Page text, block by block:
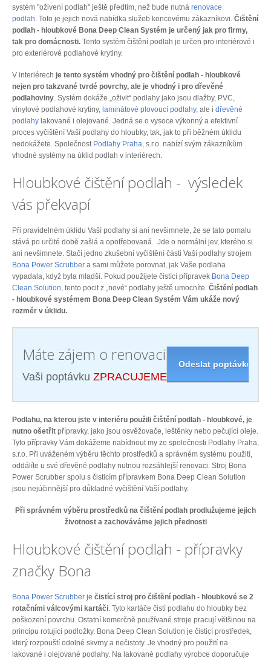
systém "oživení podlah" ještě předtím, než bude nutná renovace
podlah. Toto je jejich nová nabídka služeb koncovému zákazníkovi. Čištění
podlah - hloubkové Bona Deep Clean Systém je určený jak pro firmy,
tak pro domácnosti. Tento systém čištění podlah je určen pro interiérové i
pro exteriérové podlahové krytiny.
V interiérech je tento systém vhodný pro čištění podlah - hloubkové
nejen pro takzvané tvrdé povrchy, ale je vhodný i pro dřevěné
podlahoviny. Systém dokáže „oživit“ podlahy jako jsou dlažby, PVC,
vinylové podlahové krytiny, laminátové plovoucí podlahy, ale i dřevěné
podlahy lakované i olejované. Jedná se o vysoce výkonný a efektivní
proces vyčištění Vaší podlahy do hloubky, tak, jak to při běžném úklidu
nedokážete. Společnost Podlahy Praha, s.r.o. nabízí svým zákazníkům
vhodné systémy na úklid podlah v interiérech.
Hloubkové čištění podlah - výsledek
vás překvapí
Při pravidelném úklidu Vaší podlahy si ani nevšimnete, že se tato pomalu
stává po určité době zašlá a opotřebovaná. Jde o normální jev, kterého si
ani nevšimnete. Stačí jedno zkušební vyčištění části Vaší podlahy strojem
Bona Power Scrubber a sami můžete porovnat, jak Vaše podlaha
vypadala, když byla mladší. Pokud použijete čistící přípravek Bona Deep
Clean Solution, tento pocit z „nové“ podlahy ještě umocníte. Čištění podlah
- hloubkové systémem Bona Deep Clean Systém Vám ukáže nový
rozměr v úklidu..
Máte zájem o renovaci podlahy?
Vaši poptávku ZPRACUJEME ZDARMA
Podlahu, na kterou jste v interiéru použili čištění podlah - hloubkové, je
nutno ošetřit přípravky, jako jsou osvěžovače, leštěnky nebo pečující oleje.
Tyto přípravky Vám dokážeme nabídnout my ze společnosti Podlahy Praha,
s.r.o. Při uváženém výběru těchto prostředků a správném systému použití,
oddálíte u své dřevěné podlahy nutnou rozsáhlejší renovaci. Stroj Bona
Power Scrubber spolu s čisticím přípravkem Bona Deep Clean Solution
jsou nejúčinnější pro důkladné vyčištění Vaší podlahy.
Při správném výběru prostředků na čištění podlah prodlužujeme jejich
životnost a zachováváme jejich přednosti
Hloubkové čištění podlah - přípravky
značky Bona
Bona Power Scrubber je čistící stroj pro čištění podlah - hloubkové se 2
rotačními válcovými kartáči. Tyto kartáče čistí podlahu do hloubky bez
poškození povrchu. Ostatní komerčně používané stroje pracují většinou na
principu rotující podložky. Bona Deep Clean Solution je čisticí prostředek,
který rozpouští odolné skvrny a nečistoty. Je vhodný pro použití na
lakované i olejované podlahy. Na lakované podlahy výrobce doporučuje